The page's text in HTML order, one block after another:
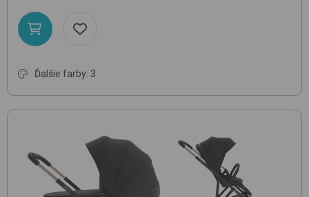
Ďalšie farby: 3